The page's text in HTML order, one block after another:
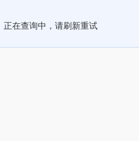
正在查询中，请刷新重试